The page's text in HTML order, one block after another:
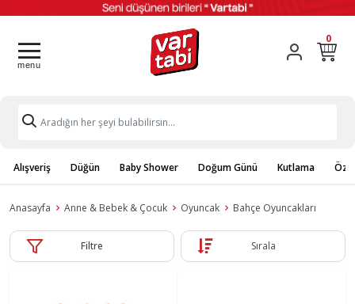
0
Alışveriş Düğün Baby Shower Doğum Günü Kutlama
Anasayfa Anne & Bebek & Çocuk Oyuncak Bahçe Oyuncakları
Filtre Sırala